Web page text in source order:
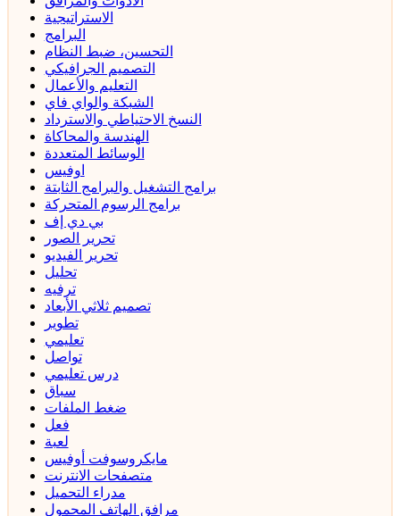
الاستراتيجية
البرامج
التحسين، ضبط النظام
التصميم الجرافيكي
التعليم والأعمال
الشبكة والواي فاي
النسخ الاحتياطي والاسترداد
الهندسة والمحاكاة
الوسائط المتعددة
اوفيس
برامج التشغيل والبرامج الثابتة
برامج الرسوم المتحركة
بي دي إف
تحرير الصور
تحرير الفيديو
تحليل
ترفيه
تصميم ثلاثي الأبعاد
تطوير
تعليمي
تواصل
درس تعليمي
سباق
ضغط الملفات
فعل
لعبة
مايكروسوفت أوفيس
متصفحات الانترنت
مدراء التحميل
مرافق الهاتف المحمول